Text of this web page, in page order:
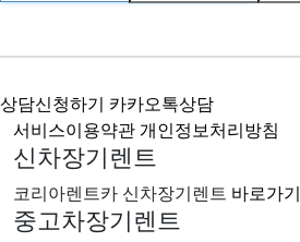
상담신청하기 카카오톡상담
서비스이용약관개인정보처리방침
신차장기렌트
코리아렌트카 신차장기렌트 바로가기
중고차장기렌트